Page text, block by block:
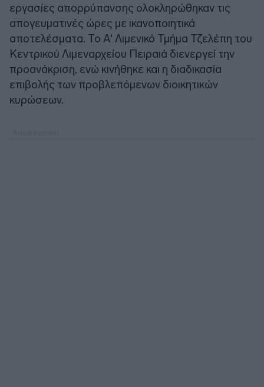
εργασίες απορρύπανσης ολοκληρώθηκαν τις
απογευματινές ώρες με ικανοποιητικά
αποτελέσματα. Το Α' Λιμενικό Τμήμα Τζελέπη του
Κεντρικού Λιμεναρχείου Πειραιά διενεργεί την
προανάκριση, ενώ κινήθηκε και η διαδικασία
επιβολής των προβλεπόμενων διοικητικών
κυρώσεων.